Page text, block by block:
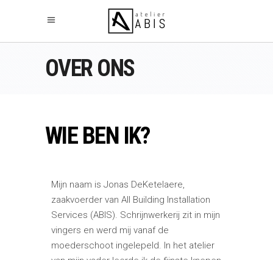
OVER ONS
WIE BEN IK?
Mijn naam is Jonas DeKetelaere,
zaakvoerder van All Building Installation
Services (ABIS). Schrijnwerkerij zit in mijn
vingers en werd mij vanaf de
moederschoot ingelepeld. In het atelier